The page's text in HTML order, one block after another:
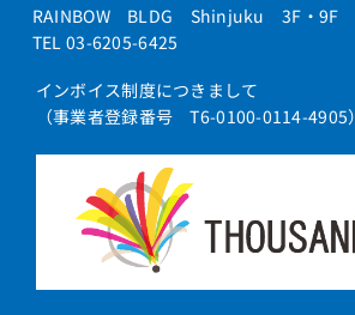
RAINBOW BLDG Shinjuku 3F・9F
TEL 03-6205-6425
インボイス制度につきまして
（事業者登録番号 T6-0100-0114-4905）